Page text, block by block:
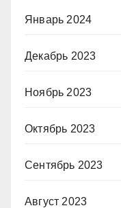
Январь 2024
Декабрь 2023
Ноябрь 2023
Октябрь 2023
Сентябрь 2023
Август 2023